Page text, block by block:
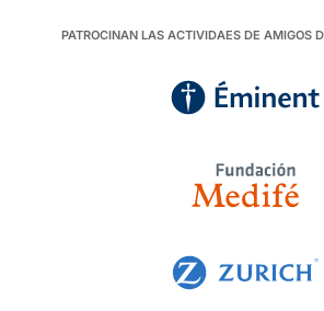
PATROCINAN LAS ACTIVIDAES DE AMIGOS